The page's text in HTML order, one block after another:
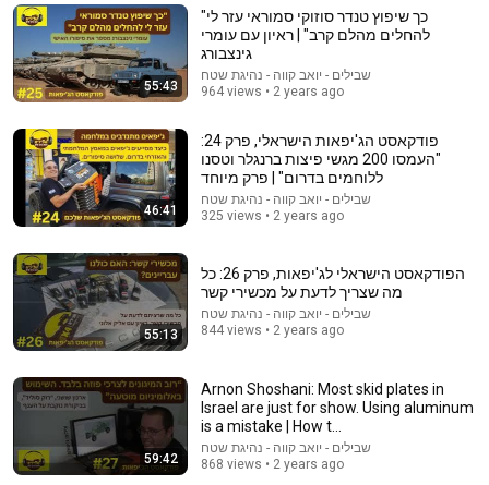
חדשות 13 • 143K views
Yoni Ben-Menachem reveals the Ariel Sharon
enigma - What was going through Sharon's mind?
Why did...
Alex Tseitlin • 34K views
55:43
"כך שיפוץ טנדר סוזוקי סמוראי עזר לי
להחלים מהלם קרב" | ראיון עם עומרי
גינצבורג
שבילים - יואב קווה - נהיגת שטח
964 views • 2 years ago
46:41
פודקאסט הג'יפאות הישראלי, פרק 24:
"העמסו 200 מגשי פיצות ברנגלר וטסנו
ללוחמים בדרום" | פרק מיוחד
שבילים - יואב קווה - נהיגת שטח
325 views • 2 years ago
55:13
הפודקאסט הישראלי לג'יפאות, פרק 26: כל
מה שצריך לדעת על מכשירי קשר
שבילים - יואב קווה - נהיגת שטח
844 views • 2 years ago
59:42
Arnon Shoshani: Most skid plates in
Israel are just for show. Using aluminum
is a mistake | How t...
שבילים - יואב קווה - נהיגת שטח
868 views • 2 years ago